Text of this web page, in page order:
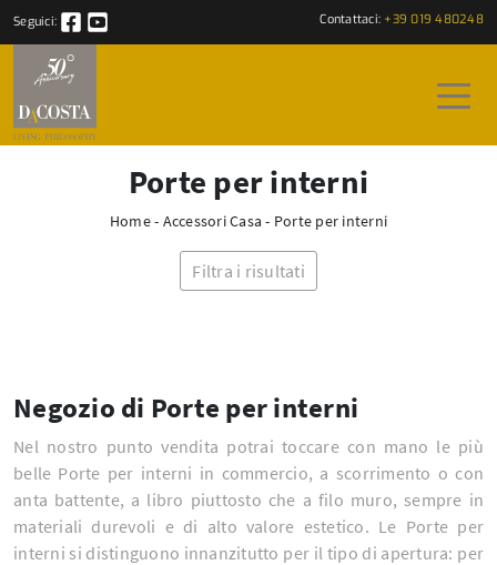
Seguici: Contattaci: +39 019 480248
Porte per interni
Home- Accessori Casa - Porte per interni
Filtra i risultati
Negozio di Porte per interni
Nel nostro punto vendita potrai toccare con mano le più
belle Porte per interni in commercio, a scorrimento o con
anta battente, a libro piuttosto che a filo muro, sempre in
materiali durevoli e di alto valore estetico. Le Porte per
interni si distinguono innanzitutto per il tipo di apertura: per